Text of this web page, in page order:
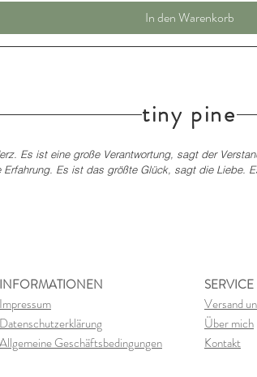
In den Warenkorb
tiny pine
Es ist eine große Verantwortung, sagt der
Erfahrung. Es ist das größte Glück, sagt die Liebe.
INFORMATIONEN
Impressum
Datenschutzerklärung
Allgemeine Geschäftsbedingungen
SERVICE
Versand
Über mich
Kontakt